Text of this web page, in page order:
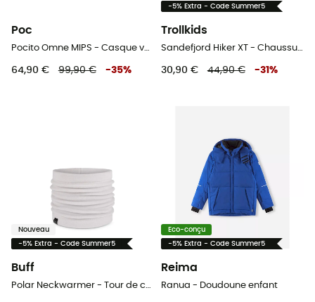
Poc
Pocito Omne MIPS - Casque vélo enfant
64,90 € 99,90 € -35%
-5% Extra - Code Summer5
Trollkids
Sandefjord Hiker XT - Chaussures randonnée enfant
30,90 € 44,90 € -31 %
Nouveau
-5% Extra - Code Summer5
Buff
Polar Neckwarmer - Tour de cou enfant
Eco-conçu
-5% Extra - Code Summer5
Reima
Ranua - Doudoune enfant